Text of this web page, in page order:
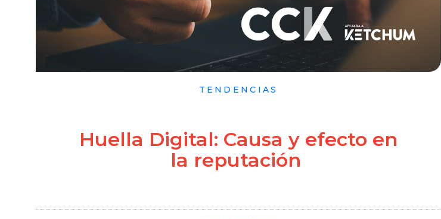
TENDENCIAS
Huella Digital: Causa y efecto en
la reputación